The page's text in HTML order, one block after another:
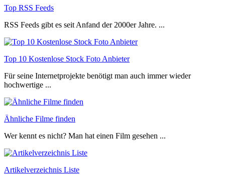
Top RSS Feeds
RSS Feeds gibt es seit Anfand der 2000er Jahre. ...
Top 10 Kostenlose Stock Foto Anbieter
Für seine Internetprojekte benötigt man auch immer wieder
hochwertige ...
Ähnliche Filme finden
Wer kennt es nicht? Man hat einen Film gesehen ...
Artikelverzeichnis Liste